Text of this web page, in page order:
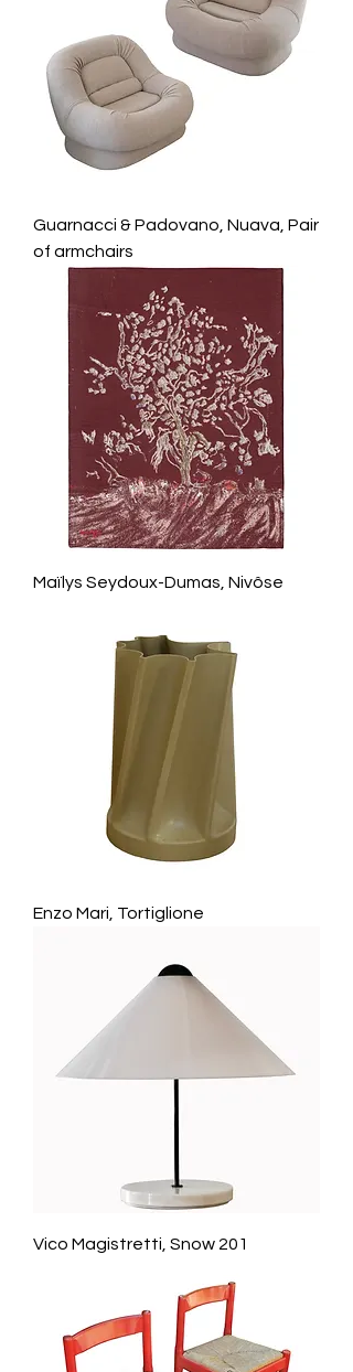
Guarnacci & Padovano, Nuava, Pair
of armchairs
Maïlys Seydoux-Dumas, Nivôse
Enzo Mari, Tortiglione
Vico Magistretti, Snow 201